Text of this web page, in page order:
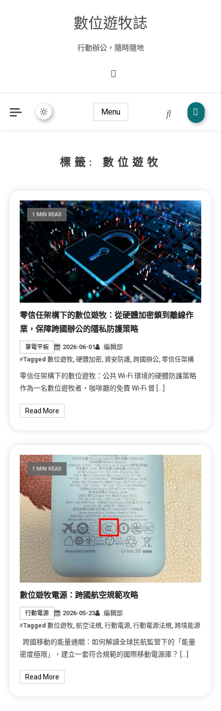
數位遊牧誌
行動辦公，隨時隨地
Menu
標籤: 數位遊牧
1 MIN READ
零信任架構下的數位遊牧：從硬體加密鎖到離線作
業，保障跨國辦公的隱私防護策略
筆電平板 2026-06-01
編輯部
Tagged數位遊牧 ,硬體加密 ,資安防護 跨國辦公 ,零信任架構
零信任架構下的數位遊牧：公共 Wi-Fi 環境的硬體防護策略
作為一名數位遊牧者，咖啡廳的免費 Wi-Fi 曾 […]
Read More
1 MIN READ
數位遊牧電源：跨國航空規範攻略
行動電源 2026-05-23
編輯部
Tagged數位遊牧,航空法規,行動電源,行動電源法規, 跨境能源
跨國移動的能量通關：如何解讀全球民航監管下的「能量
密度極限」，建立一套符合規範的國際移動電源庫？ […]
Read More